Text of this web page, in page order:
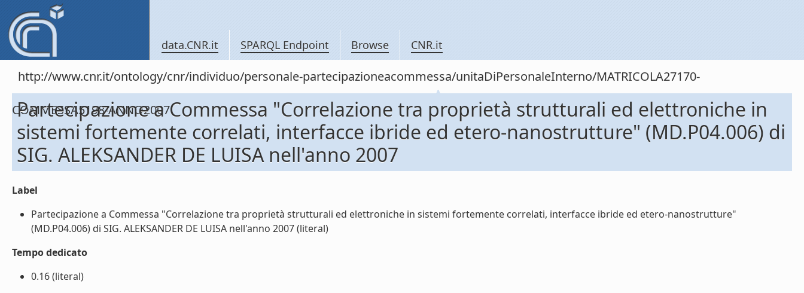
data.CNR.it SPARQL Endpoint Browse CNR.it
http://www.cnr.it/ontology/cnr/individuo/personale-partecipazioneacommessa/unitaDiPersonaleInterno/MATRICOLA27170-
COMMESSA5198-ANNO2007
Partecipazione a Commessa "Correlazione tra proprietà strutturali ed elettroniche in
sistemi fortemente correlati, interfacce ibride ed etero-nanostrutture" (MD.P04.006) di
SIG. ALEKSANDER DE LUISA nell'anno 2007
Label
Partecipazione a Commessa "Correlazione tra proprietà strutturali ed elettroniche in sistemi fortemente correlati, interfacce ibride ed etero-nanostrutture"
(MD.P04.006) di SIG. ALEKSANDER DE LUISA nell'anno 2007 (literal)
Tempo dedicato
0.16 (literal)